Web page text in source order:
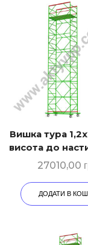
Вишка тура
висота до
27010,00
ДОДАТИ В